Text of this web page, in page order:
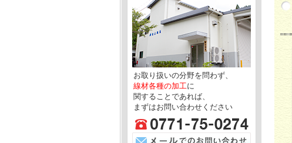
お取り扱いの分野を問わず、
線材各種の加工に
関することであれば、
まずはお問い合わせください